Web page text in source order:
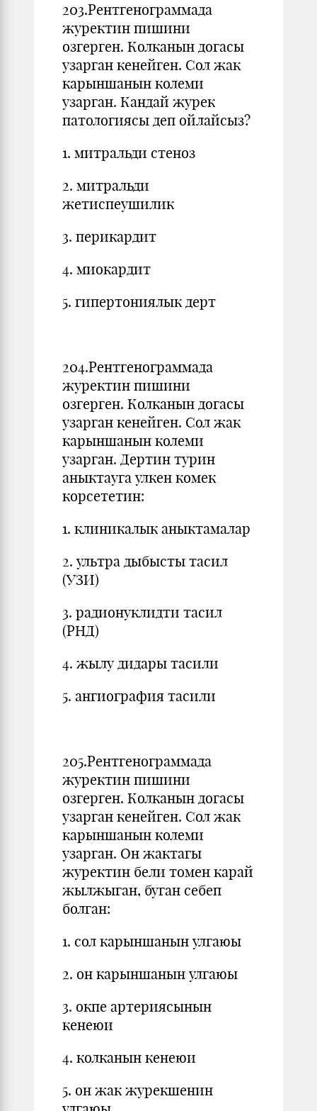
203.Рентгенограммада
журектин пишини
озгерген. Колканын догасы
узарган кенейген. Сол жак
карыншанын колеми
узарган. Кандай журек
патологиясы деп ойлайсыз?
1. митральди стеноз
2. митральди
жетиспеушилик
3. перикардит
4. миокардит
5. гипертониялык дерт
204.Рентгенограммада
журектин пишини
озгерген. Колканын догасы
узарган кенейген. Сол жак
карыншанын колеми
узарган. Дертин турин
аныктауга улкен комек
корсететин:
1. клиникалык аныктамалар
2. ультра дыбысты тасил
(УЗИ)
3. радионуклидти тасил
(РНД)
4. жылу дидары тасили
5. ангиография тасили
205.Рентгенограммада
журектин пишини
озгерген. Колканын догасы
узарган кенейген. Сол жак
карыншанын колеми
узарган. Он жактагы
журектин бели томен карай
жылжыган, буган себеп
болган:
1. сол карыншанын улгаюы
2. он карыншанын улгаюы
3. окпе артериясынын
кенеюи
4. колканын кенеюи
5. он жак журекшенин